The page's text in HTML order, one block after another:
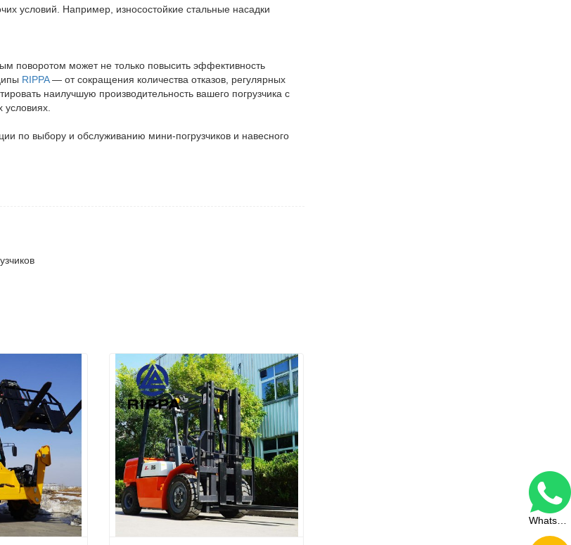
условий. Например, износостойкие стальные насадки
поворотом может не только повысить эффективность
RIPPA— от сокращения количества отказов, регулярных
наилучшую производительность вашего погрузчика с
по выбору и обслуживанию мини-погрузчиков и навесного